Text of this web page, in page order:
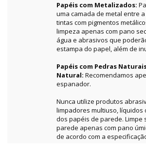
Papéis com Metalizados:
uma camada de metal entre
tintas com pigmentos
limpeza apenas com pano
água e abrasivos que
estampa do papel, além de
Papéis com Pedras
Natural: Recomendamos
espanador.
Nunca utilize produtos
limpadores multiuso, líquidos
dos papéis de parede. Limpe
parede apenas com pano
de acordo com a